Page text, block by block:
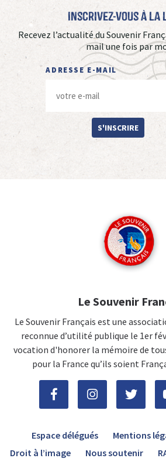
Inscrivez-vous à
Recevez l’actualité du Souvenir
mail une fois par
ADRESSE E-MAIL
S'INSCRIRE
Le Souvenir
Le Souvenir Français est une
reconnue d’utilité publique le 1er
vocation d'honorer la mémoire de
pour la France qu’ils soient
Espace délégués Mentions
Droit à l’image
Nous soutenir